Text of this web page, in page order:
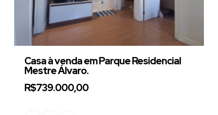
Casa à venda em Parque Residencial
Mestre Álvaro.
R$739.000,00